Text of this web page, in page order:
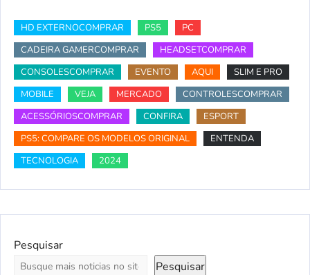
HD EXTERNOCOMPRAR PS5
PC
CADEIRA GAMERCOMPRAR
HEADSETCOMPRAR
CONSOLESCOMPRAR
EVENTO AQUI
SLIM E PRO
MOBILE
VEJA MERCADO
CONTROLESCOMPRAR
ACESSÓRIOSCOMPRAR
CONFIRA
ESPORT
PS5: COMPARE OS MODELOS ORIGINAL
ENTENDA
TECNOLOGIA
2024
Pesquisar
Pesquisar